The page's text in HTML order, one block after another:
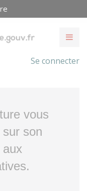
Se connecter
vous
son